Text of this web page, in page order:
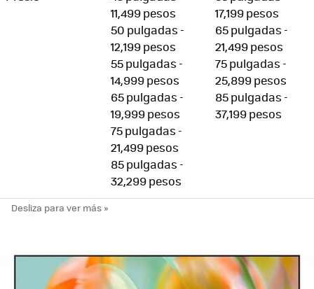
11,499 pesos
50 pulgadas -
12,199 pesos
55 pulgadas -
14,999 pesos
65 pulgadas -
19,999 pesos
75 pulgadas -
21,499 pesos
85 pulgadas -
32,299 pesos
17,199 pesos
65 pulgadas -
21,499 pesos
75 pulgadas -
25,899 pesos
85 pulgadas -
37,199 pesos